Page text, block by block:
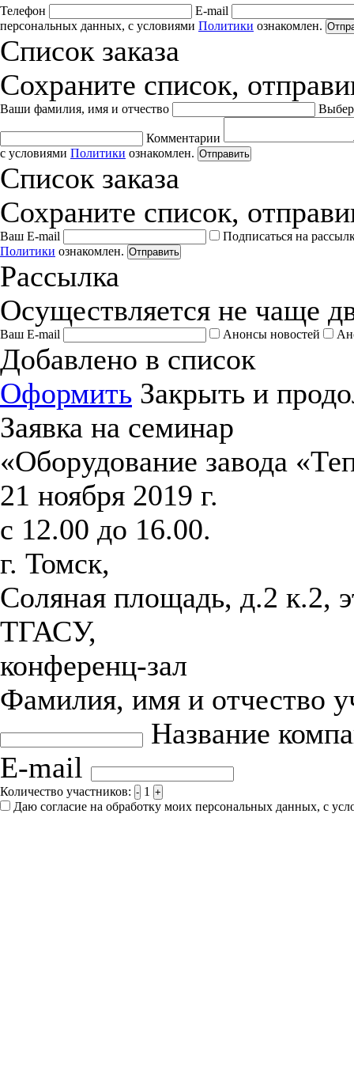
Телефон
E-mail
персональных данных, с условиями Политики ознакомлен.
Список заказа
Сохраните список,
Ваши фамилия, имя и отчество
Комментарии
с условиями Политики ознакомлен. Отправить
Список заказа
Сохраните список,
Ваш E-mail
Подписаться на
Политики ознакомлен. Отправить
Рассылка
Осуществляется не чаще
Ваш E-mail Анонсы новостей
Добавлено в список
Оформить Закрыть и
Заявка на семинар
«Оборудование завода
21 ноября 2019 г.
с 12.00 до 16.00.
г. Томск,
Соляная площадь, д.2 к.2,
ТГАСУ,
конференц-зал
Фамилия, имя и отчество
Название
E-mail
Количество участников: - 1 +
Даю согласие на обработку моих персональных данных, с